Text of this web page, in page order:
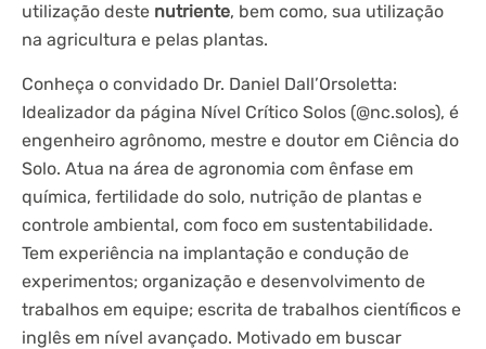
utilização deste nutriente, bem como, sua utilização
na agricultura e pelas plantas.
Conheça o convidado Dr. Daniel Dall’Orsoletta:
Idealizador da página Nível Crítico Solos (@nc.solos), é
engenheiro agrônomo, mestre e doutor em Ciência do
Solo. Atua na área de agronomia com ênfase em
química, fertilidade do solo, nutrição de plantas e
controle ambiental, com foco em sustentabilidade.
Tem experiência na implantação e condução de
experimentos; organização e desenvolvimento de
trabalhos em equipe; escrita de trabalhos científicos e
inglês em nível avançado. Motivado em buscar